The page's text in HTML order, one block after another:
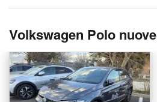
Volkswagen Polo nuove